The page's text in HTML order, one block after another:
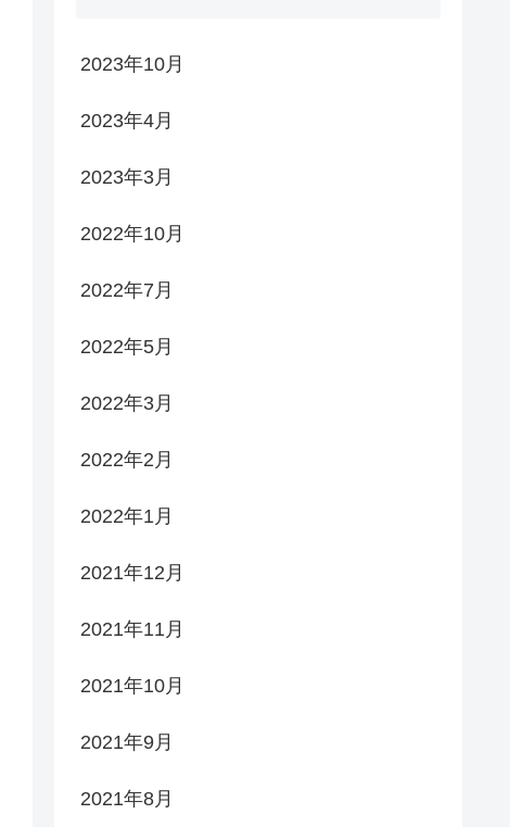
2023年10月
2023年4月
2023年3月
2022年10月
2022年7月
2022年5月
2022年3月
2022年2月
2022年1月
2021年12月
2021年11月
2021年10月
2021年9月
2021年8月